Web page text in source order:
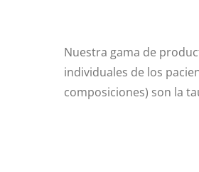
Nuestra gama de
individuales de los
composiciones) son la